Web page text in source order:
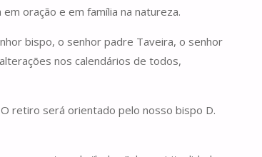
oração e em família na natureza.
bispo, o senhor padre Taveira, o senhor
nos calendários de todos,
retiro será orientado pelo nosso bispo D.